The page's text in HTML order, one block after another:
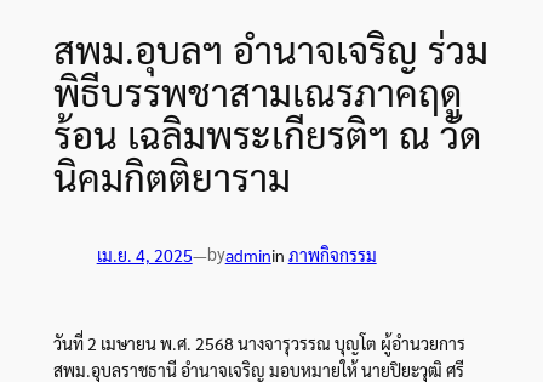
สพม.อุบลฯ อำนาจเจริญ ร่วม
พิธีบรรพชาสามเณรภาคฤดู
ร้อน เฉลิมพระเกียรติฯ ณ วัด
นิคมกิตติยาราม
เม.ย. 4, 2025—byadminin ภาพกิจกรรม
วันที่ 2 เมษายน พ.ศ. 2568 นางจารุวรรณ บุญโต ผู้อำนวยการ
สพม.อุบลราชธานี อำนาจเจริญ มอบหมายให้ นายปิยะวุฒิ ศรี